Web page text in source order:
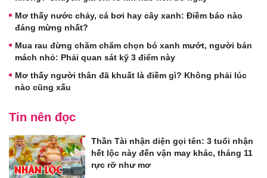
Mơ thấy nước chảy, cá bơi hay cây xanh: Điềm báo nào
đáng mừng nhất?
Mua rau đừng chăm chăm chọn bó xanh mướt, người bán
mách nhỏ: Phải quan sát kỹ 3 điểm này
Mơ thấy người thân đã khuất là điềm gì? Không phải lúc
nào cũng xấu
Tin nên đọc
Thần Tài nhận diện gọi tên: 3 tuổi nhận
hết lộc này đến vận may khác, tháng 11
rực rỡ như mơ